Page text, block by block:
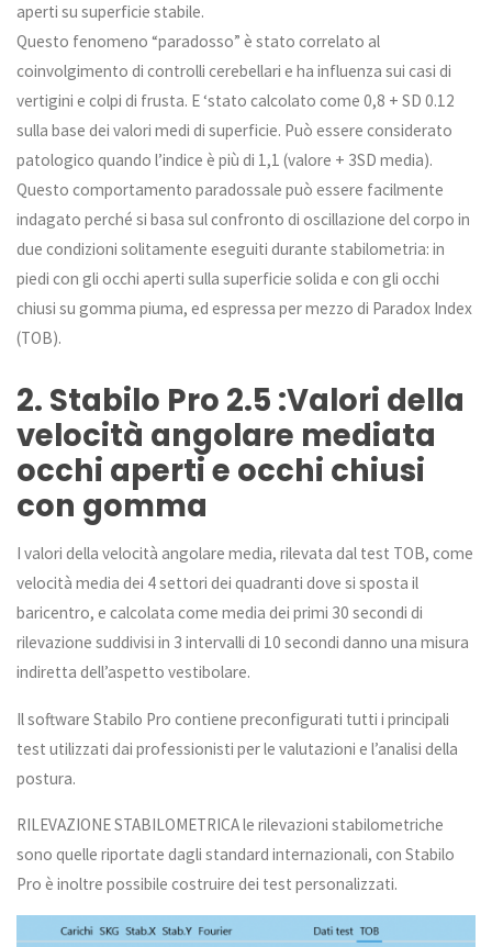
aperti su superficie stabile.
Questo fenomeno “paradosso” è stato correlato al
coinvolgimento di controlli cerebellari e ha influenza sui casi di
vertigini e colpi di frusta. E ‘stato calcolato come 0,8 + SD 0.12
sulla base dei valori medi di superficie. Può essere considerato
patologico quando l’indice è più di 1,1 (valore + 3SD media).
Questo comportamento paradossale può essere facilmente
indagato perché si basa sul confronto di oscillazione del corpo in
due condizioni solitamente eseguiti durante stabilometria: in
piedi con gli occhi aperti sulla superficie solida e con gli occhi
chiusi su gomma piuma, ed espressa per mezzo di Paradox Index
(TOB).
2. Stabilo Pro 2.5 :Valori della
velocità angolare mediata
occhi aperti e occhi chiusi
con gomma
I valori della velocità angolare media, rilevata dal test TOB, come
velocità media dei 4 settori dei quadranti dove si sposta il
baricentro, e calcolata come media dei primi 30 secondi di
rilevazione suddivisi in 3 intervalli di 10 secondi danno una misura
indiretta dell’aspetto vestibolare.
Il software Stabilo Pro contiene preconfigurati tutti i principali
test utilizzati dai professionisti per le valutazioni e l’analisi della
postura.
RILEVAZIONE STABILOMETRICA le rilevazioni stabilometriche
sono quelle riportate dagli standard internazionali, con Stabilo
Pro è inoltre possibile costruire dei test personalizzati.